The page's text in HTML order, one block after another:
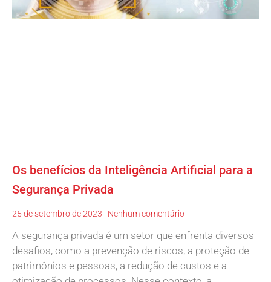
Os benefícios da Inteligência Artificial para a
Segurança Privada
25 de setembro de 2023 Nenhum comentário
A segurança privada é um setor que enfrenta diversos
desafios, como a prevenção de riscos, a proteção de
patrimônios e pessoas, a redução de custos e a